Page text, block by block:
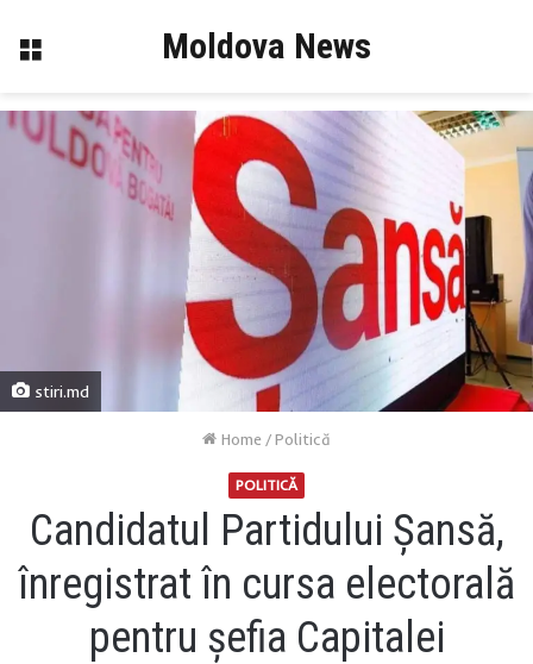
Menu Moldova News
stiri.md
Home /Politică
POLITICĂ
Candidatul Partidului Șansă,
înregistrat în cursa electorală
pentru șefia Capitalei